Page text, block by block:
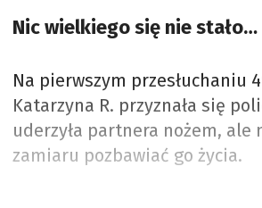
Nic wielkiego się nie stało…
Na pierwszym przesłuchaniu
Katarzyna R. przyznała się
uderzyła partnera nożem, ale
zamiaru pozbawiać go życia.